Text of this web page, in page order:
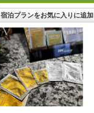
宿泊プランをお気に入りに追加